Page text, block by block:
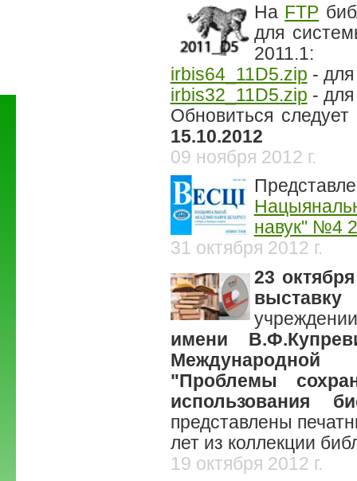
На FTP
для
2011.1:
irbis64_11D5.zip -
irbis32_11D5.zip -
Обновиться
15.10.2012
09 ноября 2012 г.
навук" №4
31 октября 2012 г.
23
выставку
имени
Международной
"Проблемы
использования
представлены
лет из коллекции
19 октября 2012 г.